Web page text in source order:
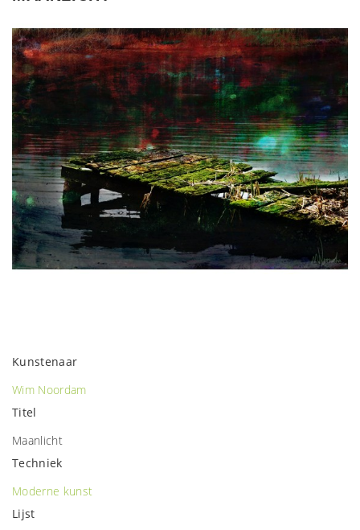
Kunstenaar
Wim Noordam
Titel
Maanlicht
Techniek
Moderne kunst
Lijst